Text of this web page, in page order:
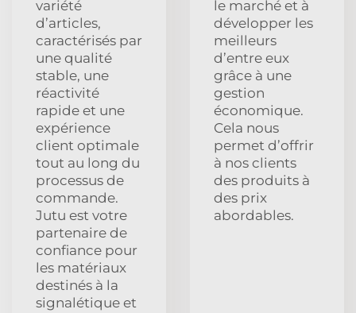
variété
d’articles,
caractérisés par
une qualité
stable, une
réactivité
rapide et une
expérience
client optimale
tout au long du
processus de
commande.
Jutu est votre
partenaire de
confiance pour
les matériaux
destinés à la
signalétique et
le marché et à
développer les
meilleurs
d’entre eux
grâce à une
gestion
économique.
Cela nous
permet d’offrir
à nos clients
des produits à
des prix
abordables.